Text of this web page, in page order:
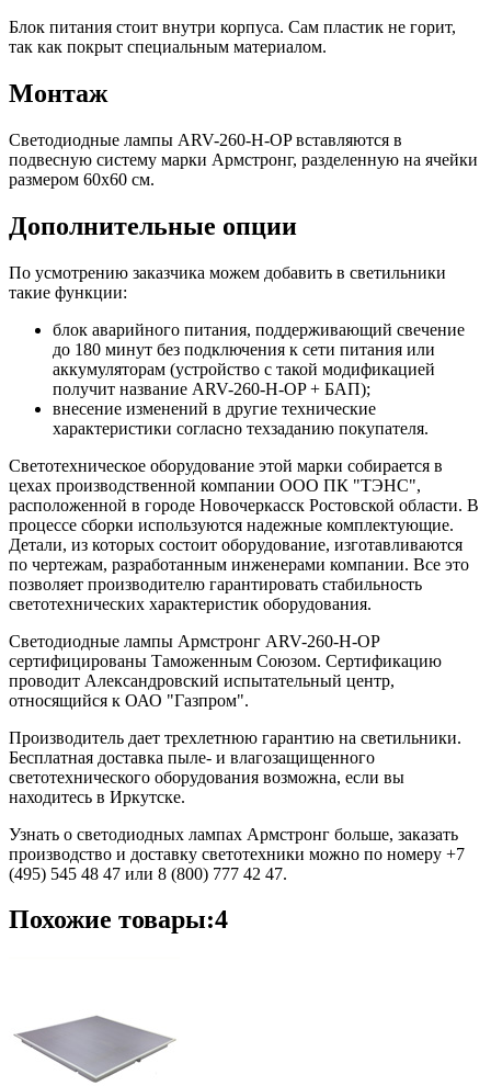
Блок питания стоит внутри корпуса. Сам пластик не горит,
так как покрыт специальным материалом.
Монтаж
Светодиодные лампы ARV-260-H-OP вставляются в
подвесную систему марки Армстронг, разделенную на ячейки
размером 60х60 см.
Дополнительные опции
По усмотрению заказчика можем добавить в светильники
такие функции:
блок аварийного питания, поддерживающий свечение
до 180 минут без подключения к сети питания или
аккумуляторам (устройство с такой модификацией
получит название ARV-260-H-OP + БАП);
внесение изменений в другие технические
характеристики согласно техзаданию покупателя.
Светотехническое оборудование этой марки собирается в
цехах производственной компании ООО ПК "ТЭНС",
расположенной в городе Новочеркасск Ростовской области. В
процессе сборки используются надежные комплектующие.
Детали, из которых состоит оборудование, изготавливаются
по чертежам, разработанным инженерами компании. Все это
позволяет производителю гарантировать стабильность
светотехнических характеристик оборудования.
Светодиодные лампы Армстронг ARV-260-H-OP
сертифицированы Таможенным Союзом. Сертификацию
проводит Александровский испытательный центр,
относящийся к ОАО "Газпром".
Производитель дает трехлетнюю гарантию на светильники.
Бесплатная доставка пыле- и влагозащищенного
светотехнического оборудования возможна, если вы
находитесь в Иркутске.
Узнать о светодиодных лампах Армстронг больше, заказать
производство и доставку светотехники можно по номеру +7
(495) 545 48 47 или 8 (800) 777 42 47.
Похожие товары:4